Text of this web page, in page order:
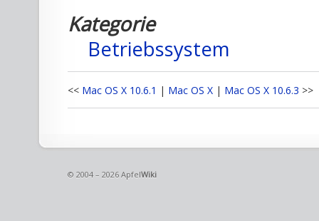
Kategorie
Betriebssystem
<< Mac OS X 10.6.1 | Mac OS X | Mac OS X 10.6.3 >>
© 2004 – 2026 ApfelWiki